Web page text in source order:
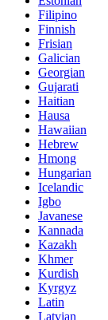
Filipino
Finnish
Frisian
Galician
Georgian
Gujarati
Haitian
Hausa
Hawaiian
Hebrew
Hmong
Hungarian
Icelandic
Igbo
Javanese
Kannada
Kazakh
Khmer
Kurdish
Kyrgyz
Latin
Latvian